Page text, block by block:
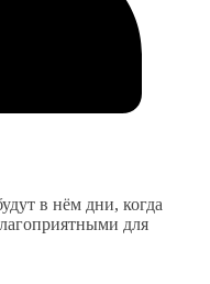
в нём дни, когда
для